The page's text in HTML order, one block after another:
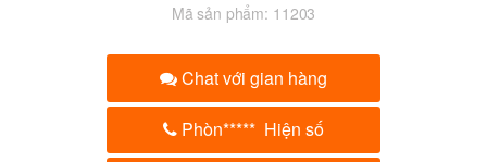
Mã sản phẩm: 11203
Chat với gian hàng
Phòn***** Hiện số